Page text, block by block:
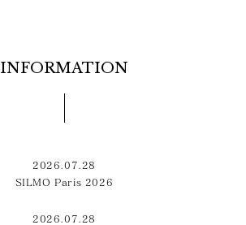
INFORMATION
2026.07.28
SILMO Paris 2026
2026.07.28